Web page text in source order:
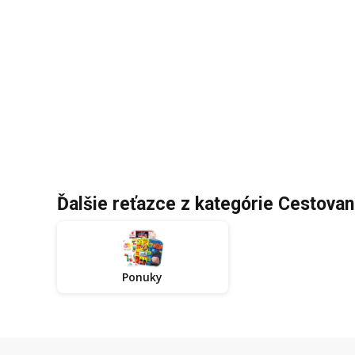
Ďalšie reťazce z kategórie
Ponuky